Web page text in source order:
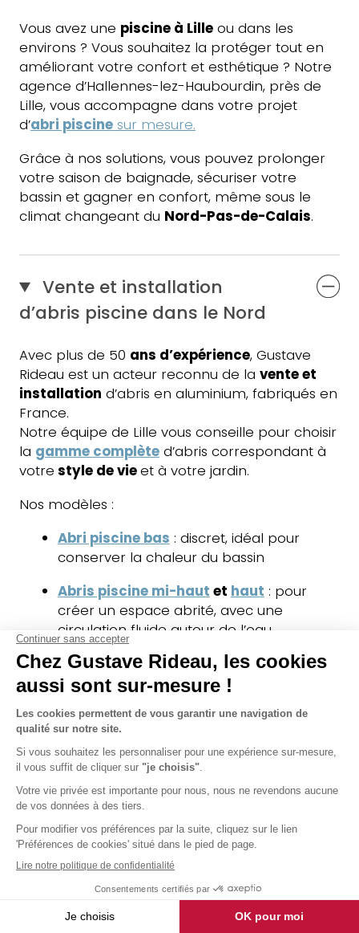
Vous avez une piscine à Lilleou dans les
environs ? Vous souhaitez la protéger tout en
améliorant votre confort et esthétique ? Notre
agence d’Hallennes-lez-Haubourdin, près de
Lille, vous accompagne dans votre projet
d’abri piscinesur mesure.
Grâce à nos solutions, vous pouvez prolonger
votre saison de baignade, sécuriser votre
bassin et gagner en confort, même sous le
climat changeant du Nord-Pas-de-Calais.
Vente et installation
d’abris piscine dans le Nord
Avec plus de 50 ans d’expérience, Gustave
Rideau est un acteur reconnu de la vente et
installation d’abris en aluminium, fabriqués en
France.
Notre équipe de Lille vous conseille pour choisir
la gamme complèted’abris correspondant à
votre style de vieet à votre jardin.
Nos modèles :
Abri piscine bas : discret, idéal pour
conserver la chaleur du bassin
Abris piscine mi-haut et haut : pour
créer un espace abrité, avec une
circulation fluide autour de l’eau
Modèles compatibles avec lespiscines
hors sol , les bassins enterrés ou les
Chaqueinstallation d’abri
nos poseurs certifiés, pour un rendu durable,
propre et esthétique.
Un abri adapté au climat
du Nord